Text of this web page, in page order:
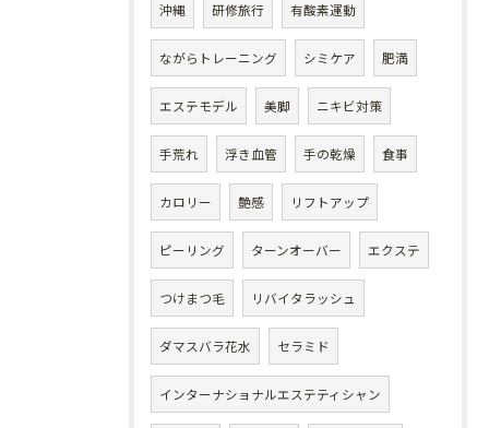
沖縄 研修旅行 有酸素運動
ながらトレーニング シミケア 肥満
エステモデル 美脚 ニキビ対策
手荒れ 浮き血管 手の乾燥 食事
カロリー 艶感 リフトアップ
ピーリング ターンオーバー エクステ
つけまつ毛 リバイタラッシュ
ダマスバラ花水 セラミド
インターナショナルエステティシャン